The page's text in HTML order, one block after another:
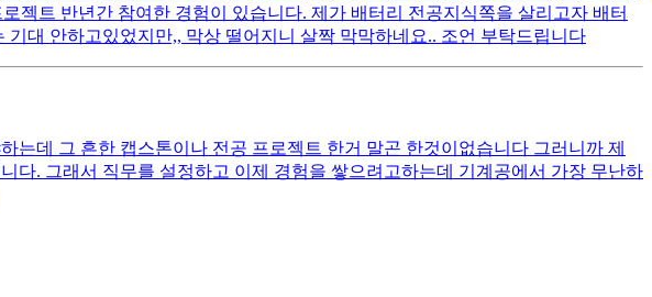
젝트 반년간 참여한 경험이 있습니다. 제가 배터리 전공지식쪽을 살리고자 배터
대 안하고있었지만,, 막상 떨어지니 살짝 막막하네요.. 조언 부탁드립니다
는데 그 흔한 캡스톤이나 전공 프로젝트 한거 말곤 한것이없습니다 그러니까 제
다. 그래서 직무를 설정하고 이제 경험을 쌓으려고하는데 기계공에서 가장 무난하